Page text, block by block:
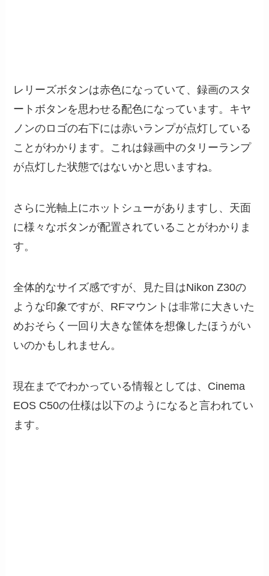
レリーズボタンは赤色になっていて、録画のスタ
ートボタンを思わせる配色になっています。キヤ
ノンのロゴの右下には赤いランプが点灯している
ことがわかります。これは録画中のタリーランプ
が点灯した状態ではないかと思いますね。
さらに光軸上にホットシューがありますし、天面
に様々なボタンが配置されていることがわかりま
す。
全体的なサイズ感ですが、見た目はNikon Z30の
ような印象ですが、RFマウントは非常に大きいた
めおそらく一回り大きな筐体を想像したほうがい
いのかもしれません。
現在まででわかっている情報としては、Cinema
EOS C50の仕様は以下のようになると言われてい
ます。